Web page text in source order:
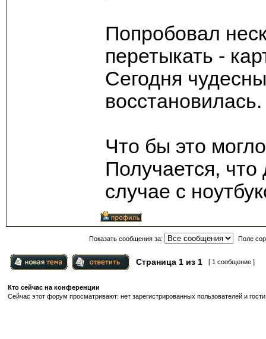
Попробовал
перетыкать -
Сегодня
восстановилась.
Что бы это
Получается,
случае с
Показать сообщения за: Поле
Страница 1 из 1 [ 1 сообщение ]
Кто сейчас на конференции
Сейчас этот форум просматривают: нет зарегистрированных пользователей и